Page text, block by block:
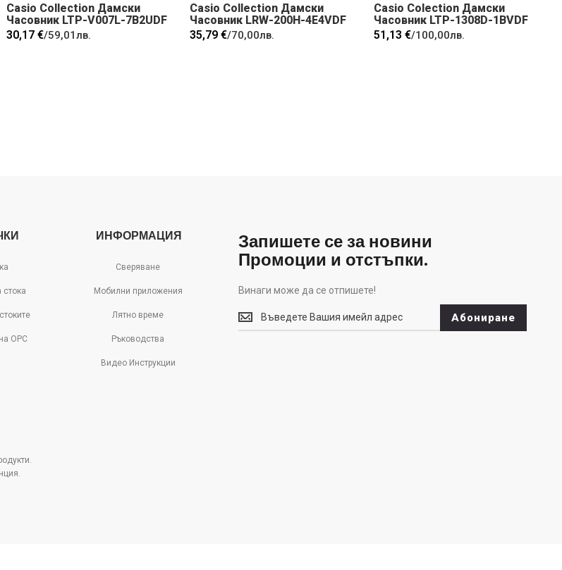
Casio Collection Дамски
Часовник LTP-V007L-7B2UDF
30,17 €/59,01лв.
Casio Collection Дамски
Часовник LRW-200H-4E4VDF
35,79 €/70,00лв.
Casio Colection Дамски
Часовник LTP-1308D-1BVDF
51,13 €/100,00лв.
Запишете се за новини
Промоции и отстъпки.
Винаги може да се отпишете!
Винаги
може
Абониране
ОРС
ИНФОРМАЦИЯ
Сверяване
Мобилни приложения
Лятно време
Ръководства
Видео Инструкции